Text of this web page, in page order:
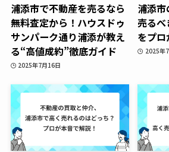
浦添市で不動産を売るなら
無料査定から！ハウスドゥ
サンパーク通り浦添が教え
る“高値成約”徹底ガイド
2025年7月16日
浦添
売る
をプ
2025年